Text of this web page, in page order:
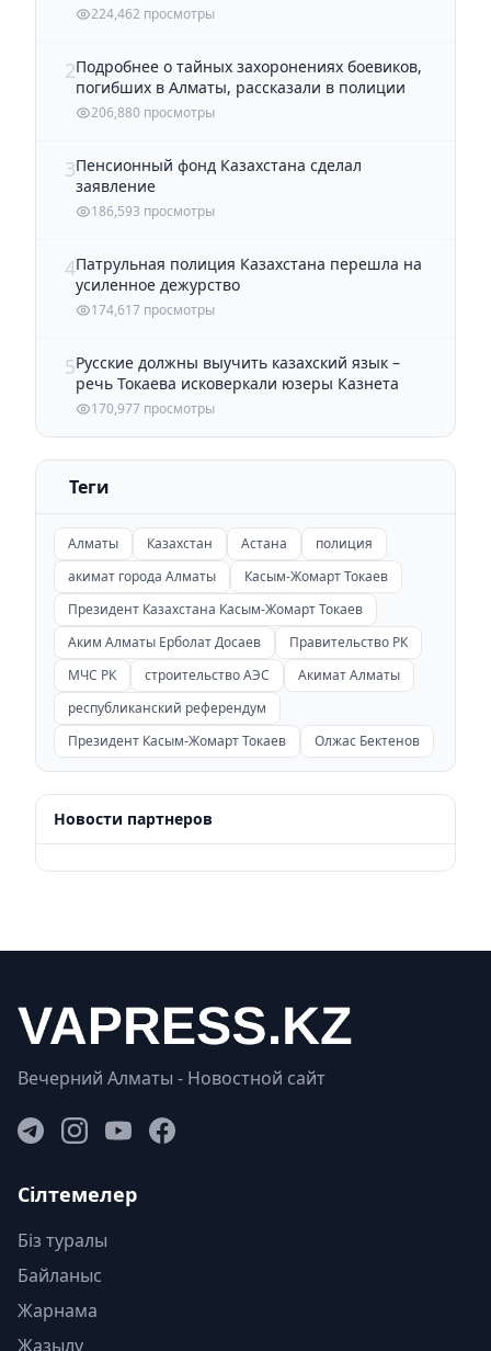
224,462 просмотры
2Подробнее о тайных захоронениях боевиков,
погибших в Алматы, рассказали в полиции
206,880 просмотры
3Пенсионный фонд Казахстана сделал
заявление
186,593 просмотры
4Патрульная полиция Казахстана перешла на
усиленное дежурство
174,617 просмотры
5Русские должны выучить казахский язык –
речь Токаева исковеркали юзеры Казнета
170,977 просмотры
Теги
Алматы Казахстан Астана
полиция
акимат города Алматы
Касым-Жомарт Токаев
Президент Казахстана Касым-Жомарт Токаев
Аким Алматы Ерболат Досаев
Правительство РК
МЧС РК
строительство АЭС
Акимат Алматы
республиканский референдум
Президент Касым-Жомарт Токаев
Олжас Бектенов
Новости партнеров
Вечерний Алматы - Новостной сайт
Сілтемелер
Біз туралы
Байланыс
Жарнама
Жазылу